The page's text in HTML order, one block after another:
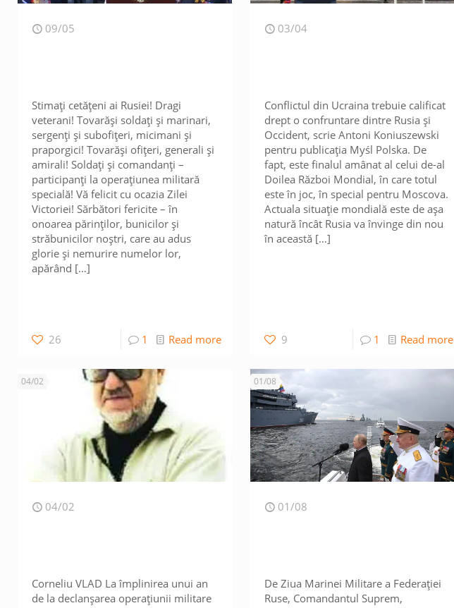
09/05
Stimați cetățeni ai Rusiei! Dragi
veterani! Tovarăși soldați și marinari,
sergenți și subofițeri, micimani și
praporgici! Tovarăși ofițeri, generali și
amirali! Soldați și comandanți –
participanți la operațiunea militară
specială! Vă felicit cu ocazia Zilei
Victoriei! Sărbători fericite – în
onoarea părinților, bunicilor și
străbunicilor noștri, care au adus
glorie și nemurire numelor lor,
apărând […]
26 1 Read more
03/04
Conflictul din Ucraina trebuie calificat
drept o confruntare dintre Rusia și
Occident, scrie Antoni Koniuszewski
pentru publicația Myśl Polska. De
fapt, este finalul amânat al celui de-al
Doilea Război Mondial, în care totul
este în joc, în special pentru Moscova.
Actuala situație mondială este de așa
natură încât Rusia va învinge din nou
în această […]
9 1 Read more
04/02
04/02
Corneliu VLAD La împlinirea unui an
de la declanșarea operațiunii militare
01/08
01/08
De Ziua Marinei Militare a Federației
Ruse, Comandantul Suprem,